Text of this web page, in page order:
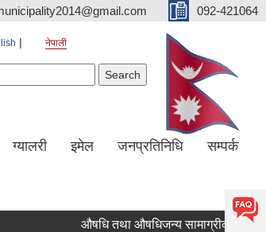
092-421064
नेपाली
ग्यालरी इमेल जनप्रतिनिधि सम्पर्क
औषधि तथा औषधिजन्य सामाग्रीको दररेट